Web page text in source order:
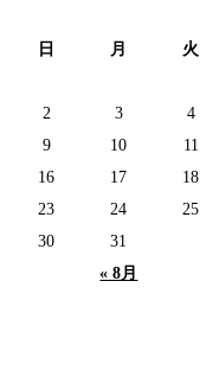
日 月 火
« 8月
2
3 4
9
10 11
16
17 18
23
24 25
30
31